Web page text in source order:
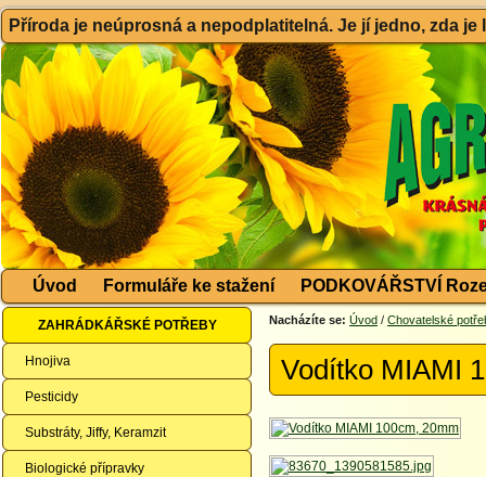
Příroda je neúprosná a nepodplatitelná. Je jí jedno, zda
Úvod Formuláře ke stažení PODKOVÁŘSTVÍ
ZAHRÁDKÁŘSKÉ POTŘEBY
Hnojiva
Pesticidy
Substráty, Jiffy, Keramzit
Biologické přípravky
Nacházíte se: Úvod / Chovatelské
Vodítko MIAMI